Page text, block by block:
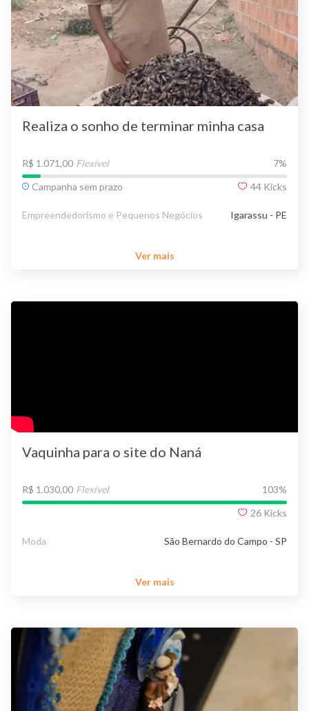
Realiza o sonho de terminar minha casa
R$ 1.071,00 Flexível 7%
Campanha sem prazo
44 Kicks
Empreendedorismo e Pequenos Negócios Igarassu - PE
Ver mais
Vaquinha para o site do Naná
R$ 1.030,00 Flexível 103%
26 Kicks
Moda São Bernardo do Campo - SP
Ver mais